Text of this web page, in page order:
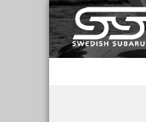
Skip
to
content
Swedish
För oss som älskar